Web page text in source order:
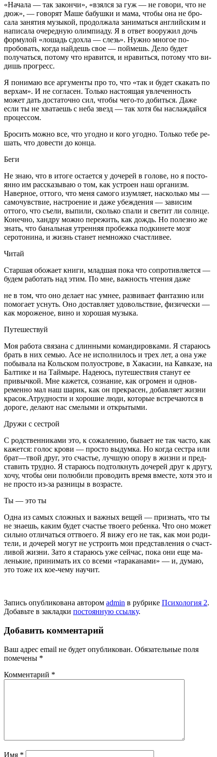
«Начала — так закончи», «взял­ся за гуж — не говори, что не
дюж», — говорят Маше бабуш­ки и мама, чтобы она не бро­
сала занятия музыкой, продол­жала заниматься английским и
написала очередную олим­пиаду. Я в ответ вооружил дочь
формулой «лошадь сдох­ла — слезь». Нужно многое по­
пробовать, когда найдешь свое — поймешь. Дело будет
получаться, потому что нравит­ся, и нравиться, потому что ви­
дишь прогресс.
Я понимаю все аргументы про то, что «так и будет ска­кать по
верхам». И не согласен. Только настоящая увлечен­ность
может дать достаточ­но сил, чтобы чего-то добить­ся. Даже
если ты не хватаешь с неба звезд — так хотя бы на­слаждайся
процессом.
Бросить можно все, что угодно и кого угодно. Только тебе ре­
шать, что довести до конца.
Беги
Не знаю, что в итоге остается у дочерей в голове, но я посто­
янно им рассказываю о том, как устроен наш организм.
Навер­ное, оттого, что меня самого изумляет, насколько мы —
са­мочувствие, настроение и даже убеждения — зависим
оттого, что съели, выпили, сколько спа­ли и светит ли солнце.
Конеч­но, хандру можно пережить, как дождь. Но полезно же
знать, что банальная утренняя про­бежка подкинете мозг
серото­нина, и жизнь станет немножко счастливее.
Читай
Старшая обожает книги, млад­шая пока что сопротивляет­ся —
будем работать над этим. По мне, важность чтения даже
не в том, что оно делает нас ум­нее, развивает фантазию или
помогает уснуть. Оно доставля­ет удовольствие, физически —
как мороженое, вино и хорошая музыка.
Путешествуй
Моя работа связана с длинны­ми командировками. Я стара­юсь
брать в них семью. Асе не исполнилось и трех лет, а она уже
побывала на Кольском по­луострове, в Хакасии, на Кав­казе, на
Балтике и на Таймы­ре. Надеюсь, путешествия станут ее
привычкой. Мне кажется, со­знание, как огромен и однов­
ременно мал наш шарик, как он прекрасен, добавляет жиз­ни
красок.Атрудности и хоро­шие люди, которые встречаются в
дороге, делают нас смелыми и открытыми.
Дружи с сестрой
С родственниками это, к сожа­лению, бывает не так часто, как
кажется: голос крови — просто выдумка. Но когда сестра или
брат—твой друг, это счастье, лучшую опору в жизни и пред­
ставить трудно. Я стараюсь под­толкнуть дочерей друг к дру­гу,
хочу, чтобы они полюбили проводить время вместе, хотя это и
не просто из-за разницы в возрасте.
Ты — это ты
Одна из самых сложных и важ­ных вещей — признать, что ты
не знаешь, каким будет счастье твоего ребенка. Что оно мо­жет
сильно отличаться оттвоего. Я вижу его не так, как мои роди­
тели, и дочерей могут не устро­ить мои представления о счаст­
ливой жизни. Зато я стараюсь уже сейчас, пока они еще ма­
ленькие, принимать их со всеми «тараканами» — и, думаю,
это тоже их кое-чему научит.
Запись опубликована автором admin в рубрике Психология 2.
Добавьте в закладки постоянную ссылку.
Добавить комментарий
Ваш адрес email не будет опубликован. Обязательные поля
помечены *
Комментарий *
Имя *